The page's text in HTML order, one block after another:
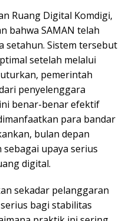
Ruang Digital Komdigi,
bahwa SAMAN telah
setahun. Sistem tersebut
setelah melalui
pemerintah
penyelenggara
benar-benar efektif
para bandar
bulan depan
upaya serius
digital.
sekadar pelanggaran
bagi stabilitas